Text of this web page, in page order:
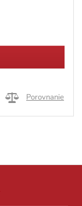
Porovnanie